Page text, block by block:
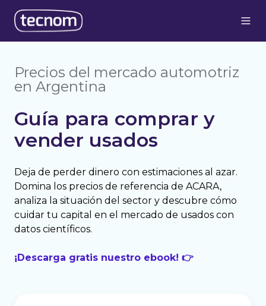
Precios del mercado automotriz
en Argentina
Guía para comprar y
vender usados
Deja de perder dinero con estimaciones al azar.
Domina los precios de referencia de ACARA,
analiza la situación del sector y descubre cómo
cuidar tu capital en el mercado de usados con
datos científicos.
¡Descarga gratis nuestro ebook! 👉